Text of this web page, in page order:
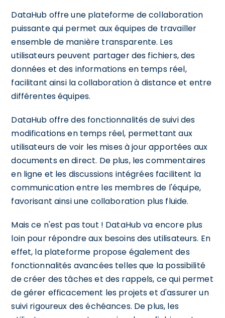
DataHub offre une plateforme de collaboration
puissante qui permet aux équipes de travailler
ensemble de manière transparente. Les
utilisateurs peuvent partager des fichiers, des
données et des informations en temps réel,
facilitant ainsi la collaboration à distance et entre
différentes équipes.
DataHub offre des fonctionnalités de suivi des
modifications en temps réel, permettant aux
utilisateurs de voir les mises à jour apportées aux
documents en direct. De plus, les commentaires
en ligne et les discussions intégrées facilitent la
communication entre les membres de l'équipe,
favorisant ainsi une collaboration plus fluide.
Mais ce n'est pas tout ! DataHub va encore plus
loin pour répondre aux besoins des utilisateurs. En
effet, la plateforme propose également des
fonctionnalités avancées telles que la possibilité
de créer des tâches et des rappels, ce qui permet
de gérer efficacement les projets et d'assurer un
suivi rigoureux des échéances. De plus, les